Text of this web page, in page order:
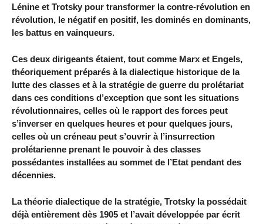
Lénine et Trotsky pour transformer la contre-révolution en
révolution, le négatif en positif, les dominés en dominants,
les battus en vainqueurs.
Ces deux dirigeants étaient, tout comme Marx et Engels,
théoriquement préparés à la dialectique historique de la
lutte des classes et à la stratégie de guerre du prolétariat
dans ces conditions d’exception que sont les situations
révolutionnaires, celles où le rapport des forces peut
s’inverser en quelques heures et pour quelques jours,
celles où un créneau peut s’ouvrir à l’insurrection
prolétarienne prenant le pouvoir à des classes
possédantes installées au sommet de l’Etat pendant des
décennies.
La théorie dialectique de la stratégie, Trotsky la possédait
déjà entièrement dès 1905 et l’avait développée par écrit